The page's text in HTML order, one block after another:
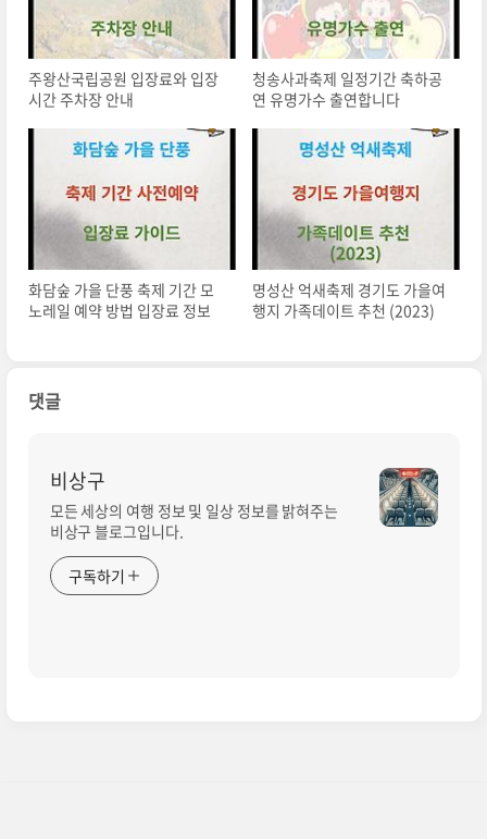
주왕산국립공원 입장료와 입장
시간 주차장 안내
청송사과축제 일정기간 축하공
연 유명가수 출연합니다
화담숲 가을 단풍 축제 기간 모
노레일 예약 방법 입장료 정보
명성산 억새축제 경기도 가을여
행지 가족데이트 추천 (2023)
댓글
비상구
모든 세상의 여행 정보 및 일상 정보를 밝혀주는
비상구 블로그입니다.
구독하기